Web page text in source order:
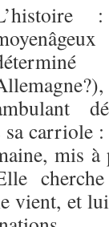
sa carriole
mis à
vient, et